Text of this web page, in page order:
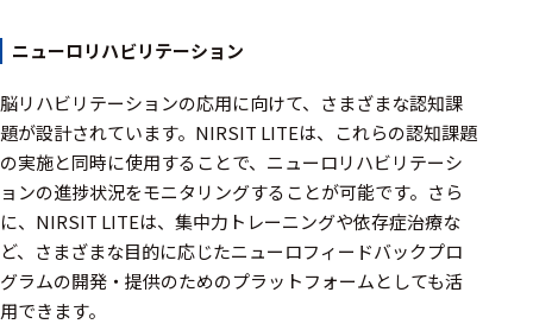
ニューロリハビリテーション
脳リハビリテーションの応用に向けて、さまざまな認知課
題が設計されています。NIRSIT LITEは、これらの認知課題
の実施と同時に使用することで、ニューロリハビリテーシ
ョンの進捗状況をモニタリングすることが可能です。さら
に、NIRSIT LITEは、集中力トレーニングや依存症治療な
ど、さまざまな目的に応じたニューロフィードバックプロ
グラムの開発・提供のためのプラットフォームとしても活
用できます。